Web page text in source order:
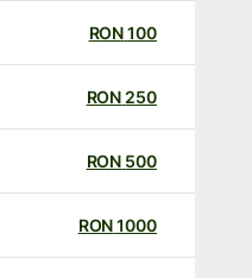
100
RON
250
RON
500
RON
1000
RON